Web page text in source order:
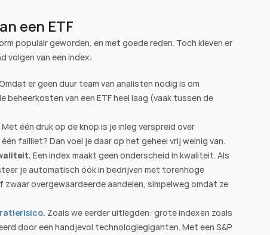
een ETF
populair geworden, en met goede reden. Toch kleven er
volgen van een index:
er geen duur team van analisten nodig is om
beheerkosten van een ETF heel laag (vaak tussen de
Met één druk op de knop is je inleg verspreid over
failliet? Dan voel je daar op het geheel vrij weinig van.
Een index maakt geen onderscheid in kwaliteit. Als
je automatisch óók in bedrijven met torenhoge
overgewaardeerde aandelen, simpelweg omdat ze
. Zoals we eerder uitlegden: grote indexen zoals
door een handjevol technologiegiganten. Met een S&P